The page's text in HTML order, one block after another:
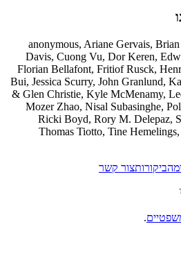
anonymous, Ariane Gervais,
Davis, Cuong Vu, Dor Keren,
Florian Bellafont, Fritiof Rusck,
Bui, Jessica Scurry, John Granlund,
& Glen Christie, Kyle McMenamy,
Mozer Zhao, Nisal Subasinghe,
Ricki Boyd, Rory M. Delepaz,
Thomas Tiotto, Tine
ביקורותצור קשר
.